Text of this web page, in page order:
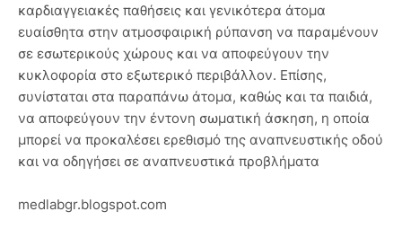
καρδιαγγειακές παθήσεις και γενικότερα άτομα
ευαίσθητα στην ατμοσφαιρική ρύπανση να παραμένουν
σε εσωτερικούς χώρους και να αποφεύγουν την
κυκλοφορία στο εξωτερικό περιβάλλον. Επίσης,
συνίσταται στα παραπάνω άτομα, καθώς και τα παιδιά,
να αποφεύγουν την έντονη σωματική άσκηση, η οποία
μπορεί να προκαλέσει ερεθισμό της αναπνευστικής οδού
και να οδηγήσει σε αναπνευστικά προβλήματα
medlabgr.blogspot.com